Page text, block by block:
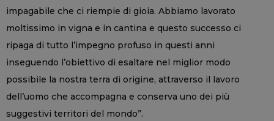
impagabile che ci riempie di gioia. Abbiamo lavorato
moltissimo in vigna e in cantina e questo successo ci
ripaga di tutto l’impegno profuso in questi anni
inseguendo l’obiettivo di esaltare nel miglior modo
possibile la nostra terra di origine, attraverso il lavoro
dell’uomo che accompagna e conserva uno dei più
suggestivi territori del mondo”.